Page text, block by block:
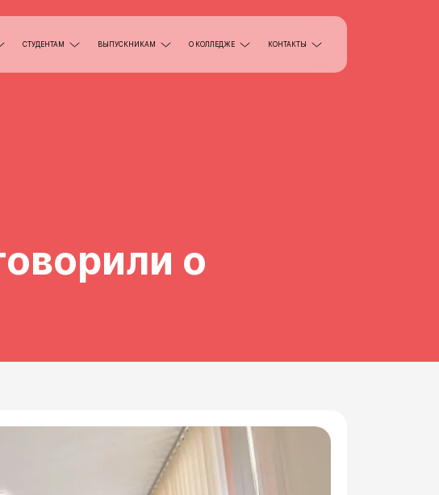
СТУДЕНТАМ ВЫПУСКНИКАМ О КОЛЛЕДЖЕ КОНТАКТЫ
о